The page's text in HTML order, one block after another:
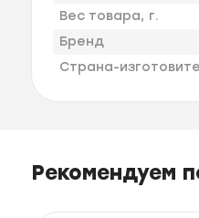
Вес товара, г.
Бренд
Страна-
Рекомендуем